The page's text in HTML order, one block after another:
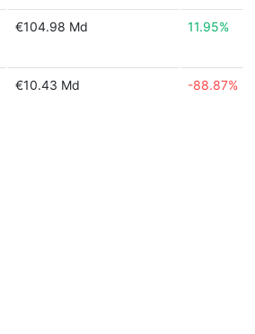
€104.98 Md 11.95%
€10.43 Md -88.87%